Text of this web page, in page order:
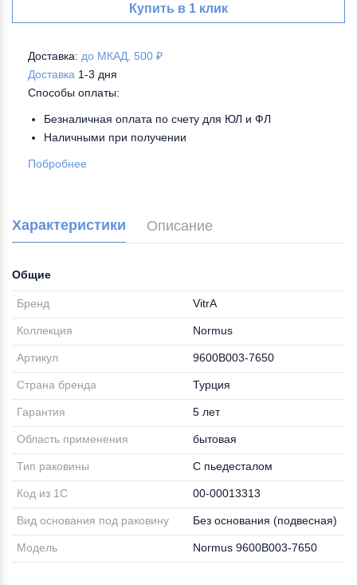
Купить в 1 клик
Доставка: до МКАД, 500 ₽
Доставка 1-3 дня
Способы оплаты:
Безналичная оплата по счету для ЮЛ и ФЛ
Наличными при получении
Побробнее
Характеристики Описание
Общие
Бренд VitrA
Коллекция Normus
Артикул 9600B003-7650
Страна бренда Турция
Гарантия 5 лет
Область применения бытовая
Тип раковины С пьедесталом
Код из 1С 00-00013313
Вид основания под раковину Без основания (подвесная)
Модель Normus 9600B003-7650